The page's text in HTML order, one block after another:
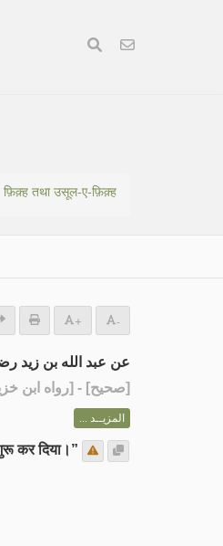
फ़िक़्ह तथा उसूल-ए-फ़िक़्ह
+ -
عن عبد الله بن زيد
[صحيح] - [رواه ابن
المزيــد ...
कर दिया।”